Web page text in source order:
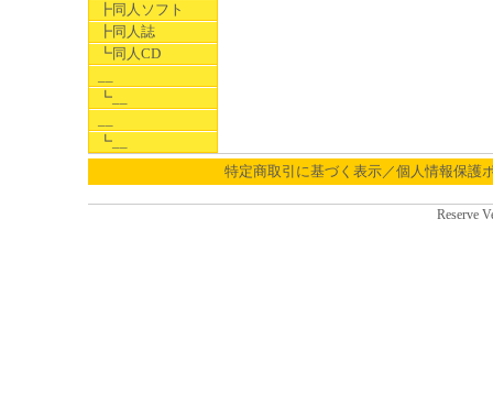
┣同人ソフト
┣同人誌
┗同人CD
┗__
┗__
特定商取引に基づく表示／個人情報保護
Reserve